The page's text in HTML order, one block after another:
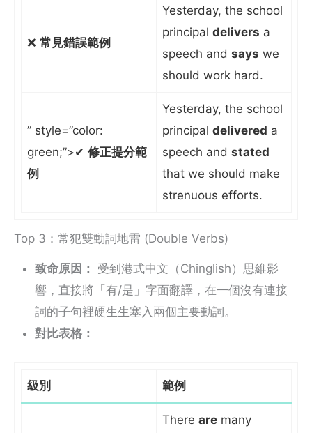
❌ 常見錯誤範例
Yesterday, the school
principal delivers a
speech and says we
should work hard.
” style=”color:
green;”>✔ 修正提分範
例
Yesterday, the school
principal delivered a
speech and stated
that we should make
strenuous efforts.
Top 3：常犯雙動詞地雷 (Double Verbs)
致命原因：
受到港式中文（Chinglish）思維影
響，直接將「有/是」字面翻譯，在一個沒有連接
詞的子句裡硬生生塞入兩個主要動詞。
對比表格：
級別 範例
There are many